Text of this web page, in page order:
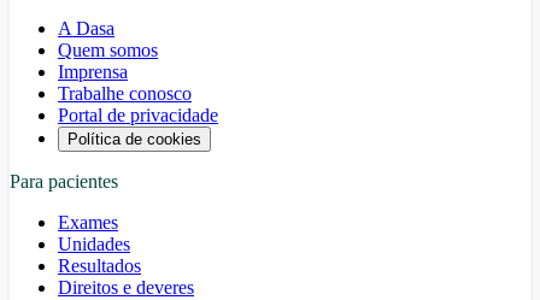
A Dasa
Quem somos
Imprensa
Trabalhe conosco
Portal de privacidade
Política de cookies
Para pacientes
Exames
Unidades
Resultados
Direitos e deveres